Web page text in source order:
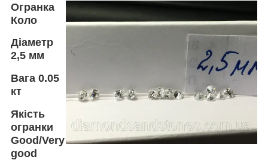
Огранка
Коло
Діаметр
2,5 мм
Вага 0.05
кт
Якість
огранки
Good/Very
good